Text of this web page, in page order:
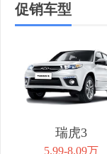
促销车型
瑞虎3
5.99-8.09万